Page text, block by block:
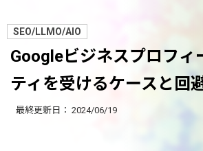
SEO/LLMO/AIO
Googleビジネスプロフィ
ティを受けるケースと回
最終更新日： 2024/06/19